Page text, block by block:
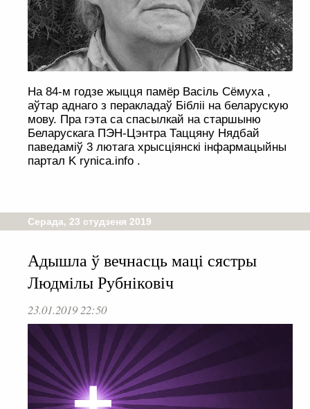
На 84-м годзе жыцця памёр Васіль Сёмуха ,
аўтар аднаго з перакладаў Бібліі на беларускую
мову. Пра гэта са спасылкай на старшыню
Беларускага ПЭН-Цэнтра Таццяну Нядбай
паведаміў 3 лютага хрысціянскі інфармацыйны
партал K rynica.info .
Серада, 23 студзеня 2019
Адышла ў вечнасць маці сястры
Людмілы Рубніковіч
23.01.2019 22:50